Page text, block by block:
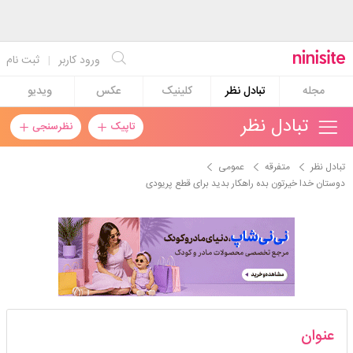
ثبت نام | ورود کاربر
مجله
تبادل نظر کلینیک عکس ویدیو
تاپیک نظرسنجی تبادل نظر
تبادل نظر متفرقه
عمومی
دوستان خدا خیرتون بده راهکار بدید برای قطع پریودی
عنوان